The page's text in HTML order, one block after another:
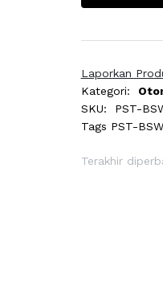
Laporkan
Kategori:
SKU:
PST-
Tags PST-
Terakhir